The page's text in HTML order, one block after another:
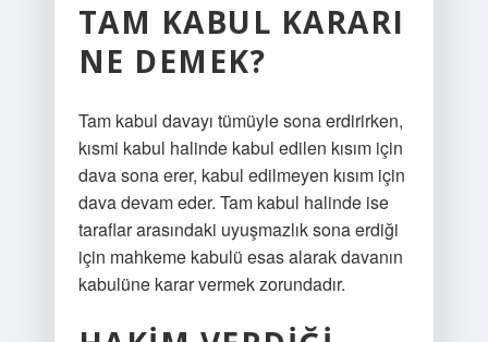
TAM KABUL KARARI
NE DEMEK?
Tam kabul davayı tümüyle sona erdirirken,
kısmi kabul halinde kabul edilen kısım için
dava sona erer, kabul edilmeyen kısım için
dava devam eder. Tam kabul halinde ise
taraflar arasındaki uyuşmazlık sona erdiği
için mahkeme kabulü esas alarak davanın
kabulüne karar vermek zorundadır.